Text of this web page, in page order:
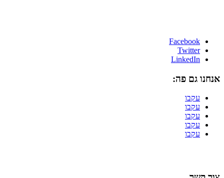
Facebook
Twitter
LinkedIn
אנחנו גם פה:
עקבו
עקבו
עקבו
עקבו
עקבו